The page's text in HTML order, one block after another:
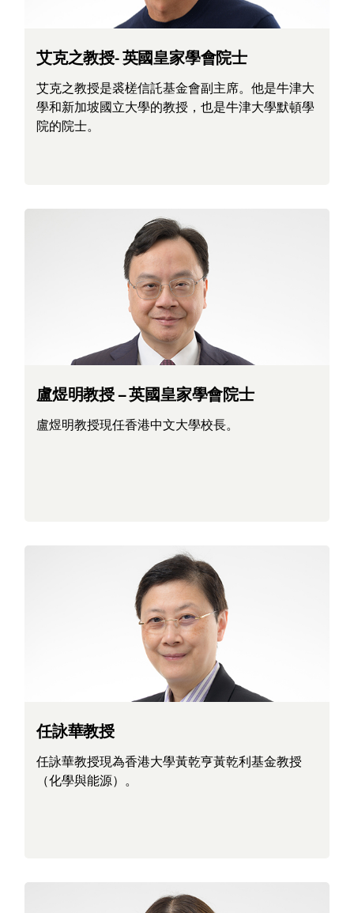
艾克之教授- 英國皇家學會院士
艾克之教授是裘槎信託基金會副主席。他是牛津大
學和新加坡國立大學的教授，也是牛津大學默頓學
院的院士。
盧煜明教授 – 英國皇家學會院士
盧煜明教授現任香港中文大學校長。
任詠華教授
任詠華教授現為香港大學黃乾亨黃乾利基金教授
（化學與能源）。